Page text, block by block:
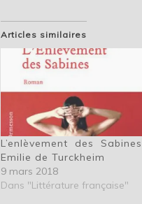
Articles similaires
L’enlèvement des
Emilie de Turckheim
9 mars 2018
Dans "Littérature française"